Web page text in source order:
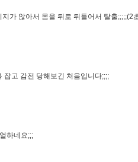
가 않아서 몸을 뒤로 뒤틀어서 탈출;;;;;(2
잡고 감전 당해보긴 처음입니다;;;;
하네요;;;